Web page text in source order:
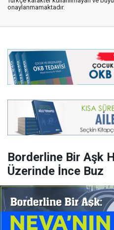
onaylanmamaktadır.
Borderline Bir Aşk
Üzerinde İnce Buz